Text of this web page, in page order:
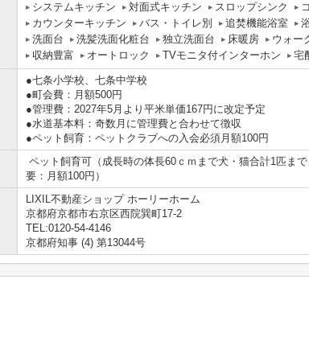
システムキッチン
対面式キッチン スロップシンク
カウンターキッチン
バス・トイレ別 追焚機能浴室
洗面台
洗髪洗面化粧台 独立洗面台 床暖房 ウォー
収納豊富
オートロック TVモニタ付インターホン 宅
●七条小学校、七条中学校
●町会費：月額500円
●管理費：2027年5月より平米単価167円に改定予定
●水道基本料：奇数月に管理費と合わせて徴収
●ペット飼育：ペットクラブへの入会必須月額100円
ペット飼育可（成長時の体長60ｃｍまで犬・猫合計1匹ま
要：月額100円）
LIXIL不動産ショップ ホーリーホーム
京都府京都市右京区西院巽町17-2
TEL:0120-54-4146
京都府知事 (4) 第13044号